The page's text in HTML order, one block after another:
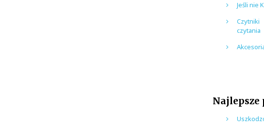
Jeśli nie
czytania